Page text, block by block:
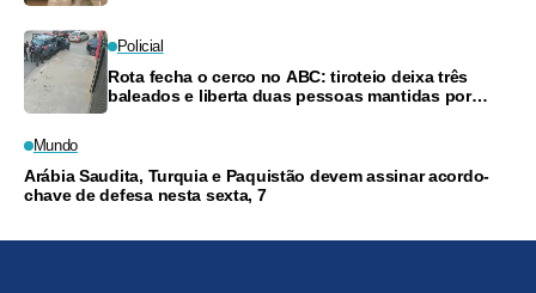
Policial
Rota fecha o cerco no ABC: tiroteio deixa três
baleados e liberta duas pessoas mantidas por
Mundo
Arábia Saudita, Turquia e Paquistão devem assinar acordo-
chave de defesa nesta sexta, 7